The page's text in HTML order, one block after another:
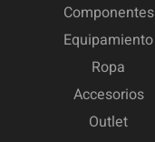
Componentes
Equipamiento
Ropa
Accesorios
Outlet